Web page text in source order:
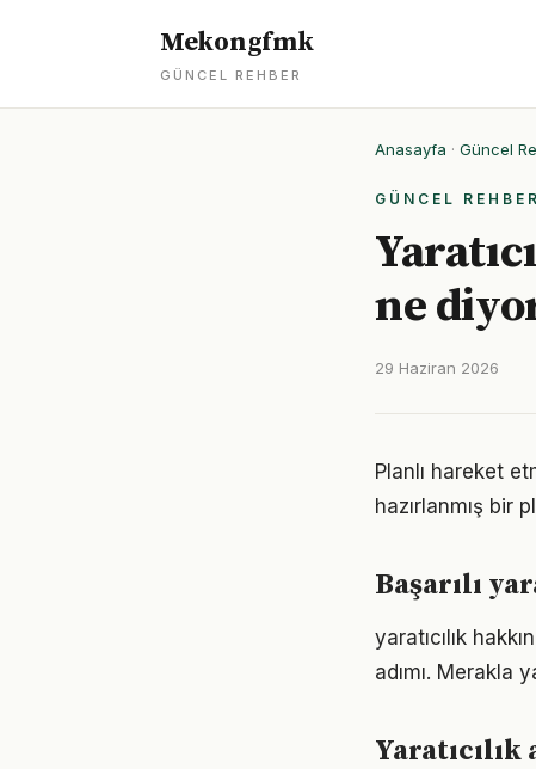
Mekongfmk
GÜNCEL REHBER
Anasayfa · Güncel
GÜNCEL REHBER
ne
29 Haziran 2026
Planlı hareket
hazırlanmış bir
Başarılı
yaratıcılık
adımı. Merakla